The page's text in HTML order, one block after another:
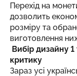
Перехід на
дозволить
розміру та
виготовлення
Вибір дизайну 1
критику
Зараз усі